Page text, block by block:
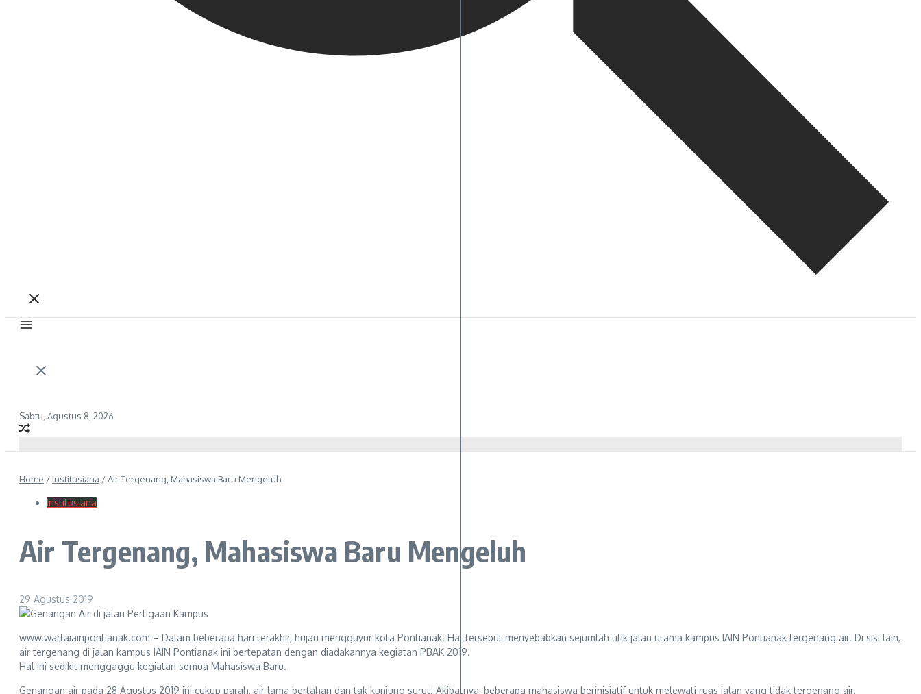
Sabtu, Agustus 8, 2026
Home / Institusiana /Air Tergenang, Mahasiswa Baru Mengeluh
Institusiana
Air Tergenang, Mahasiswa Baru Mengeluh
29 Agustus 2019
www.wartaiainpontianak.com – Dalam beberapa hari terakhir, hujan mengguyur kota Pontianak. Hal tersebut menyebabkan sejumlah titik jalan utama kampus IAIN Pontianak tergenang air. Di sisi lain,
air tergenang di jalan kampus IAIN Pontianak ini bertepatan dengan diadakannya kegiatan PBAK 2019.
Hal ini sedikit menggaggu kegiatan semua Mahasiswa Baru.
Genangan air pada 28 Agustus 2019 ini cukup parah, air lama bertahan dan tak kunjung surut. Akibatnya, beberapa mahasiswa berinisiatif untuk melewati ruas jalan yang tidak tergenang air.